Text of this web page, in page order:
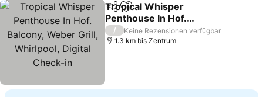
TeilenZu Favoriten hinzufügen
Tropical Whisper
Penthouse In Hof.
Balcony, Weber Grill,
Whirlpool, Digital Check-
/
Keine Rezensionen verfügbar
1.3 km bis Zentrum